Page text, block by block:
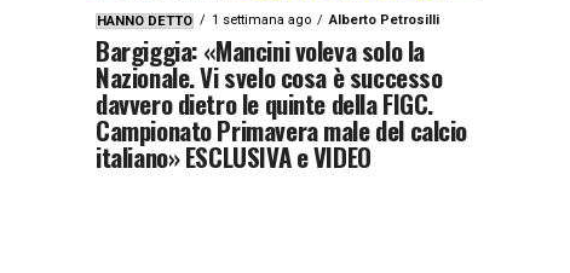
HANNO DETTO 1 settimana ago Alberto Petrosilli
Bargiggia: «Mancini voleva solo la
Nazionale. Vi svelo cosa è successo
davvero dietro le quinte della FIGC.
Campionato Primavera male del calcio
italiano» ESCLUSIVA e VIDEO